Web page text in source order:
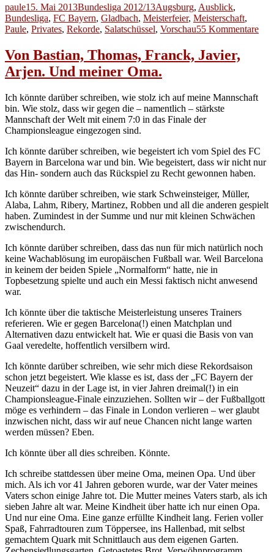
Autor
pauleVeröffentlicht
am
15. Mai 2013Kategorien
Bundesliga 2012/13Schlagwörter
Augsburg, Ausblick,
Bundesliga, FC Bayern, Gladbach, Meisterfeier, Meisterschaft,
Paule, Privates, Rekorde, Salatschüssel, Vorschau55 Kommentarezu
Von Bastian, Thomas, Franck, Javier,
Arjen. Und meiner Oma.
Ich könnte darüber schreiben, wie stolz ich auf meine Mannschaft
bin. Wie stolz, dass wir gegen die – namentlich – stärkste
Mannschaft der Welt mit einem 7:0 in das Finale der
Championsleague eingezogen sind.
Ich könnte darüber schreiben, wie begeistert ich vom Spiel des FC
Bayern in Barcelona war und bin. Wie begeistert, dass wir nicht nur
das Hin- sondern auch das Rückspiel zu Recht gewonnen haben.
Ich könnte darüber schreiben, wie stark Schweinsteiger, Müller,
Alaba, Lahm, Ribery, Martinez, Robben und all die anderen gespielt
haben. Zumindest in der Summe und nur mit kleinen Schwächen
zwischendurch.
Ich könnte darüber schreiben, dass das nun für mich natürlich noch
keine Wachablösung im europäischen Fußball war. Weil Barcelona
in keinem der beiden Spiele „Normalform“ hatte, nie in
Topbesetzung spielte und auch ein Messi faktisch nicht anwesend
war.
Ich könnte über die taktische Meisterleistung unseres Trainers
referieren. Wie er gegen Barcelona(!) einen Matchplan und
Alternativen dazu entwickelt hat. Wie er quasi die Basis von van
Gaal veredelte, hoffentlich versilbern wird.
Ich könnte darüber schreiben, wie sehr mich diese Rekordsaison
schon jetzt begeistert. Wie klasse es ist, dass der „FC Bayern der
Neuzeit“ dazu in der Lage ist, in vier Jahren dreimal(!) in ein
Championsleague-Finale einzuziehen. Sollten wir – der Fußballgott
möge es verhindern – das Finale in London verlieren – wer glaubt
inzwischen nicht, dass wir auf neue Chancen nicht lange warten
werden müssen? Eben.
Ich könnte über all dies schreiben. Könnte.
Ich schreibe stattdessen über meine Oma, meinen Opa. Und über
mich. Als ich vor 41 Jahren geboren wurde, war der Vater meines
Vaters schon einige Jahre tot. Die Mutter meines Vaters starb, als ich
sieben Jahre alt war. Meine Kindheit über hatte ich nur einen Opa.
Und nur eine Oma. Eine ganze erfüllte Kindheit lang. Ferien voller
Spaß, Fahrradtouren zum Töppersee, ins Hallenbad, mit selbst
gemachtem Quark mit Schnittlauch aus dem eigenen Garten.